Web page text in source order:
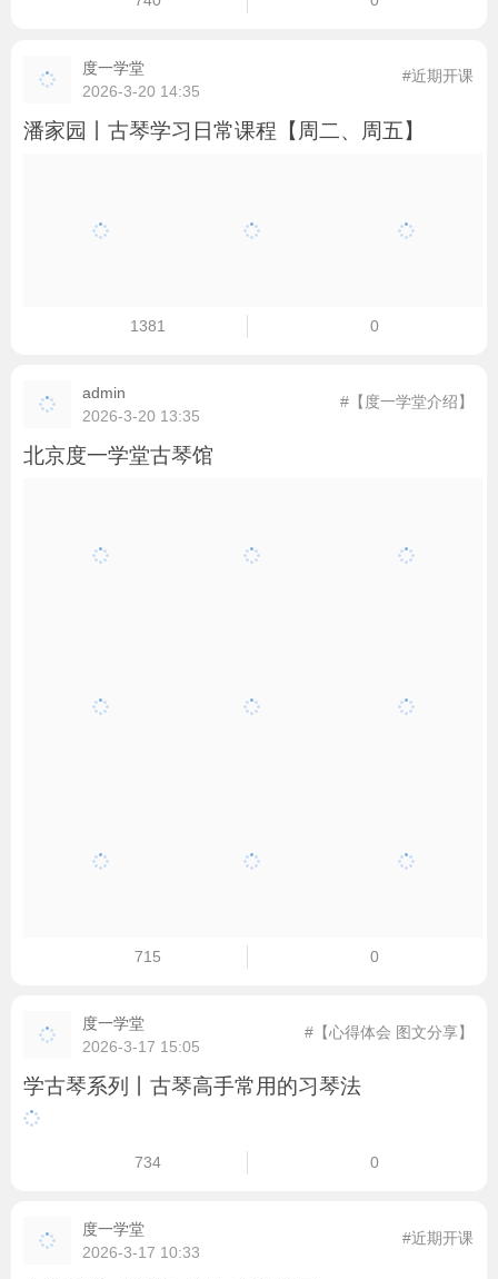
度一学堂
2026-3-20 14:35
#近期开课
潘家园丨古琴学习日常课程【周二、周五】
1381 0
admin
2026-3-20 13:35
#【度一学堂介绍】
北京度一学堂古琴馆
715 0
度一学堂
2026-3-17 15:05
#【心得体会 图文分享】
学古琴系列丨古琴高手常用的习琴法
734 0
度一学堂
2026-3-17 10:33
#近期开课